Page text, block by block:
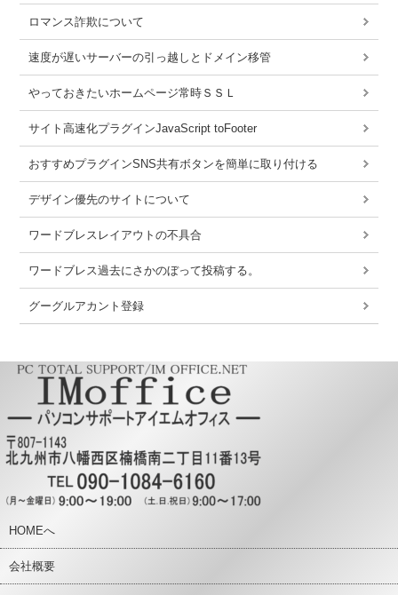
ロマンス詐欺について
速度が遅いサーバーの引っ越しとドメイン移管
やっておきたいホームページ常時ＳＳＬ
サイト高速化プラグインJavaScript toFooter
おすすめプラグインSNS共有ボタンを簡単に取り付ける
デザイン優先のサイトについて
ワードブレスレイアウトの不具合
ワードブレス過去にさかのぼって投稿する。
グーグルアカント登録
HOMEへ
会社概要